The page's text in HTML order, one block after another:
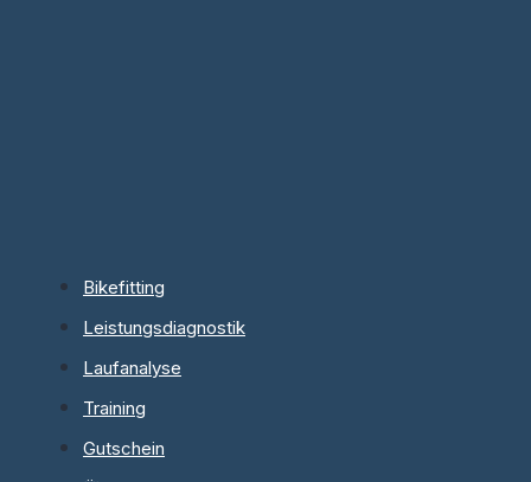
Bikefitting
Leistungsdiagnostik
Laufanalyse
Training
Gutschein